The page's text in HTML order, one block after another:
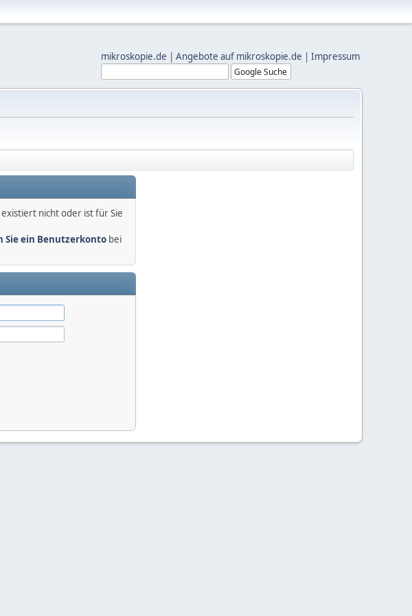
mikroskopie.de | Angebote auf mikroskopie.de | Impressum
nicht oder ist für Sie
Sie ein Benutzerkontobei